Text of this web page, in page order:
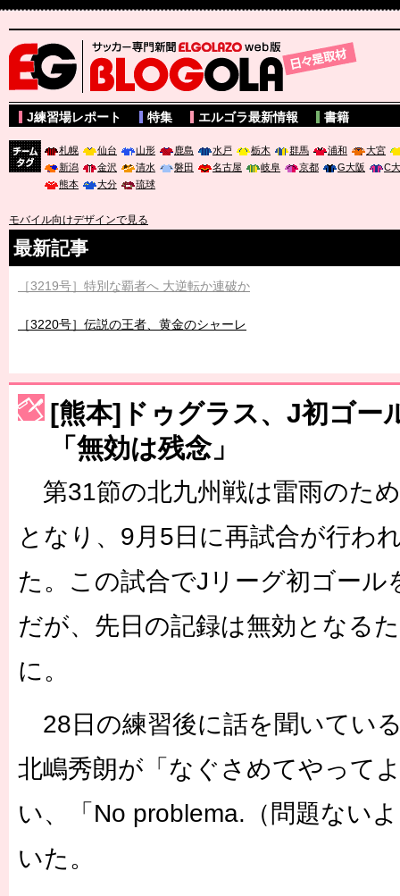
サッカー専門新聞ELGOLAZO web版 BLOGOLA
J練習場レポート 特集 エルゴラ最新情報 書籍
札幌 仙台 山形 鹿島 水戸 栃木 群馬 浦和
大宮
新潟
金沢 清水 磐田 名古屋 岐阜 京都 G大阪
C
熊本
大分 琉球
モバイル向けデザインで見る
最新記事
［3219号］特別な覇者へ 大逆転か連破か
［3220号］伝説の王者、黄金のシャーレ
［3230号］世界一への夢は終わらない
［3223号］一丸。日本出陣
［3222号］史上最大のW杯開幕 注目は「個」
長谷川 アーリアジャスールさんがシンポジウム「気候変動から命
[熊本]ドゥグラス、J初ゴー
「無効は残念」
第31節の北九州戦は雷雨のた
となり、9月5日に再試合が行わ
た。この試合でJリーグ初ゴール
だが、先日の記録は無効となる
に。
28日の練習後に話を聞いてい
北嶋秀朗が「なぐさめてやって
い、「No problema.（問題ない
いた。